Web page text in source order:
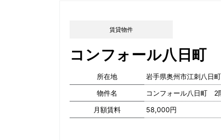
賃貸物件
コンフォール八日
所在地
岩手県奥州市江刺八日
物件名
コンフォール八日町 2
月額賃料
58,000円